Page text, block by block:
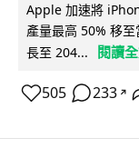
Apple 加速將
產量最高 50% 移
長至 204...
閱讀
505 233 ↗